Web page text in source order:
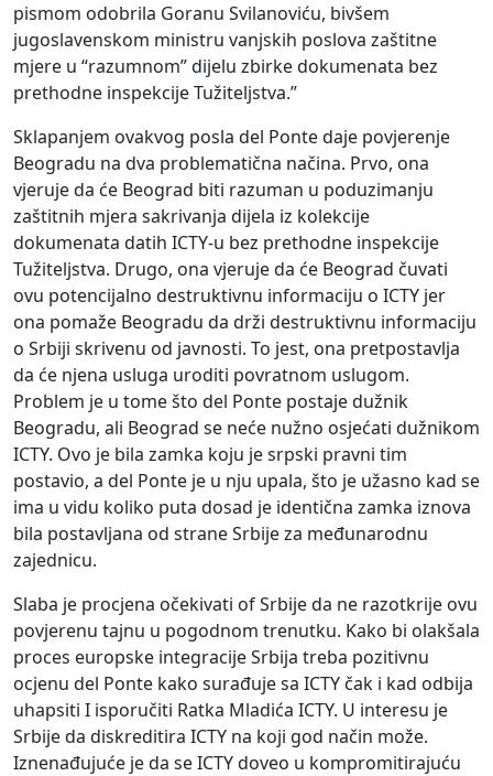
pismom odobrila Goranu Svilanoviću, bivšem
jugoslavenskom ministru vanjskih poslova zaštitne
mjere u “razumnom” dijelu zbirke dokumenata bez
prethodne inspekcije Tužiteljstva.”
Sklapanjem ovakvog posla del Ponte daje povjerenje
Beogradu na dva problematična načina. Prvo, ona
vjeruje da će Beograd biti razuman u poduzimanju
zaštitnih mjera sakrivanja dijela iz kolekcije
dokumenata datih ICTY-u bez prethodne inspekcije
Tužiteljstva. Drugo, ona vjeruje da će Beograd čuvati
ovu potencijalno destruktivnu informaciju o ICTY jer
ona pomaže Beogradu da drži destruktivnu informaciju
o Srbiji skrivenu od javnosti. To jest, ona pretpostavlja
da će njena usluga uroditi povratnom uslugom.
Problem je u tome što del Ponte postaje dužnik
Beogradu, ali Beograd se neće nužno osjećati dužnikom
ICTY. Ovo je bila zamka koju je srpski pravni tim
postavio, a del Ponte je u nju upala, što je užasno kad se
ima u vidu koliko puta dosad je identična zamka iznova
bila postavljana od strane Srbije za međunarodnu
zajednicu.
Slaba je procjena očekivati of Srbije da ne razotkrije ovu
povjerenu tajnu u pogodnom trenutku. Kako bi olakšala
proces europske integracije Srbija treba pozitivnu
ocjenu del Ponte kako surađuje sa ICTY čak i kad odbija
uhapsiti I isporučiti Ratka Mladića ICTY. U interesu je
Srbije da diskreditira ICTY na koji god način može.
Iznenađujuće je da se ICTY doveo u kompromitirajuću